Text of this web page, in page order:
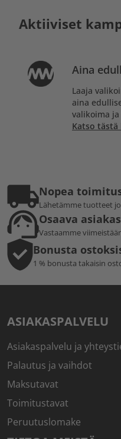
Aktiiviset
Aina
Laaja
aina
valikoima
Katso
Nopea
Lähetämme tuotteet
Osaava
Vastaamme
Bonusta
1 % bonusta takaisin
ASIAKASPALVELU
Asiakaspalvelu ja
Palautus ja vaihdot
Maksutavat
Toimitustavat
Peruutuslomake